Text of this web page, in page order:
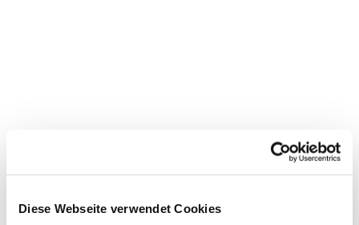
Diese Webseite verwendet Cookies